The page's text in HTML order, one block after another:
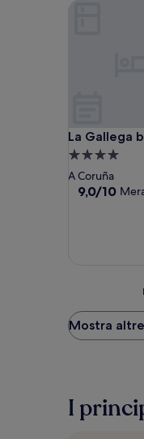
La Gallega
La Gallega
Struttura
a
4.0
A Coruña
9.0
9,0/10
La Gallega
notte
più
ore,
Mostra
I